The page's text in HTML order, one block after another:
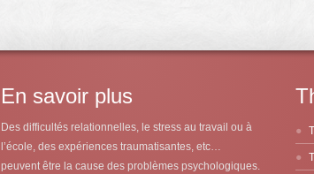
En savoir plus
Des difficultés relationnelles, le stress au travail ou à
l’école, des expériences traumatisantes, etc…
peuvent être la cause des problèmes psychologiques.